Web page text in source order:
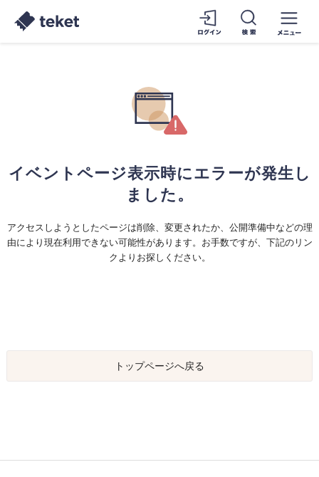
イベントページ表示時にエラーが発生し
ました。
アクセスしようとしたページは削除、変更されたか、公開準備中などの理
由により現在利用できない可能性があります。お手数ですが、下記のリン
クよりお探しください。
トップページへ戻る